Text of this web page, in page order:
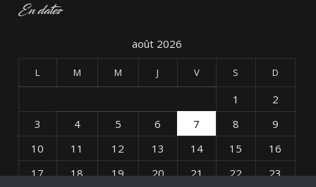
En dates
août 2026
L M M J V S D
1
2
3
4 5 6 7 8
9
10
11 12 13 14 15
16
17
18 19 20 21 22
23